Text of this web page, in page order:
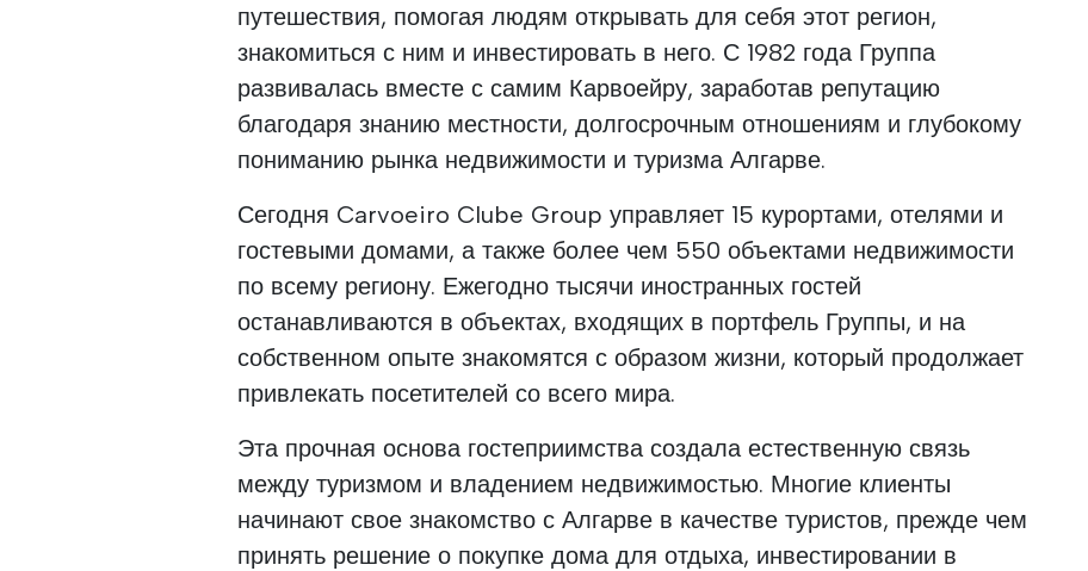
путешествия, помогая людям открывать для себя этот регион,
знакомиться с ним и инвестировать в него. С 1982 года Группа
развивалась вместе с самим Карвоейру, заработав репутацию
благодаря знанию местности, долгосрочным отношениям и глубокому
пониманию рынка недвижимости и туризма Алгарве.
Сегодня Carvoeiro Clube Group управляет 15 курортами, отелями и
гостевыми домами, а также более чем 550 объектами недвижимости
по всему региону. Ежегодно тысячи иностранных гостей
останавливаются в объектах, входящих в портфель Группы, и на
собственном опыте знакомятся с образом жизни, который продолжает
привлекать посетителей со всего мира.
Эта прочная основа гостеприимства создала естественную связь
между туризмом и владением недвижимостью. Многие клиенты
начинают свое знакомство с Алгарве в качестве туристов, прежде чем
принять решение о покупке дома для отдыха, инвестировании в